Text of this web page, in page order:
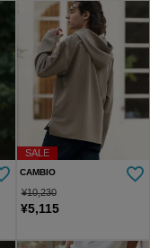
SALE
CAMBIO
¥10,230
¥5,115